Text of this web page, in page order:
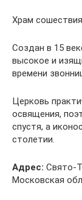
Храм
Создан в 15
высокое и
времени
Церковь
освящения,
спустя, а
столетии.
Адрес: Свято-
Московская